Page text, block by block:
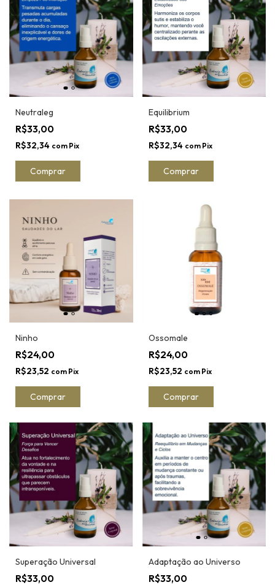
Neutraleg
R$33,00
R$32,34 com Pix
Equilibrium
R$33,00
R$32,34 com Pix
Ninho
R$24,00
R$23,52 com Pix
Comprar
Ossomale
R$24,00
R$23,52 com Pix
Comprar
Superação Universal
R$33,00
Adaptação ao Universo
R$33,00